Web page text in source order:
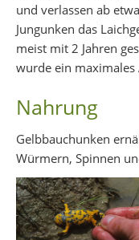
und verlassen ab
Jungunken das
meist mit 2 Jahren
wurde ein maximales
Nahrung
Gelbbauchunken
Würmern, Spinnen